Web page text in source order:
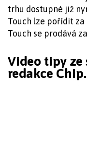
trhu dostupné již
Touch lze pořídit za
Touch se prodává
Video tipy
redakce